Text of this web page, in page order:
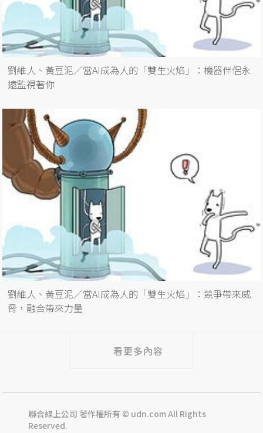
劉維人、黃豆泥／當AI成為人的「雙生火焰」：機器伴侶永
遠監視著你
劉維人、黃豆泥／當AI成為人的「雙生火焰」：競爭帶來威
脅，融合帶來力量
看更多內容
聯合線上公司 著作權所有 © udn.com All Rights
Reserved.